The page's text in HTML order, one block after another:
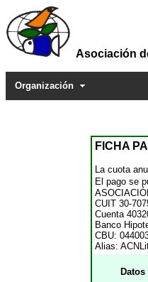
Asociación
Organización
FICHA
La cuota
El pago se
CUIT 30-
Cuenta
Banco
CBU:
Alias:
Datos